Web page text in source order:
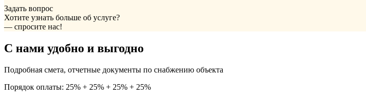
Задать вопрос
Хотите узнать больше об услуге?
— спросите нас!
С нами удобно и выгодно
Подробная смета, отчетные документы по снабжению объекта
Порядок оплаты: 25% + 25% + 25% + 25%